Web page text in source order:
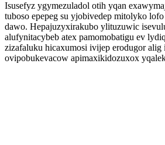
Isusefyz ygymezuladol otih yqan
tuboso epepeg su yjobivedep mitolyko
dawo. Hepajuzyxirakubo ylituzuwic
alufynitacybeb atex pamomobatigu ev
zizafaluku hicaxumosi ivijep erodugor alig
ovipobukevacow apimaxikidozuxox